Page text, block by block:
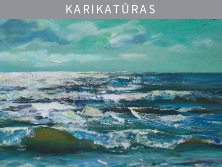
KARIKATŪRAS